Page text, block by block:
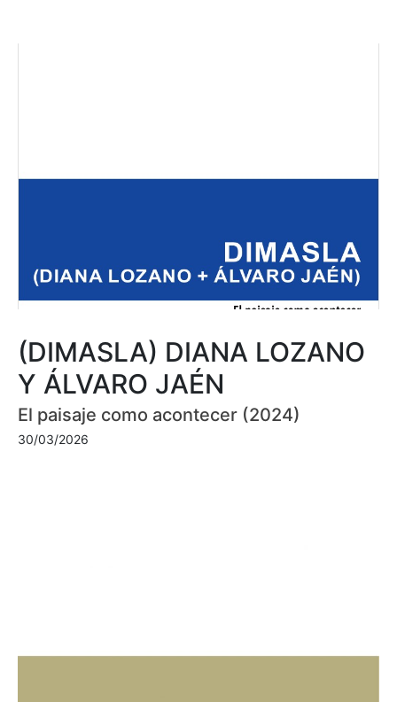
(DIMASLA) DIANA LOZANO
Y ÁLVARO JAÉN
El paisaje como acontecer (2024)
30/03/2026